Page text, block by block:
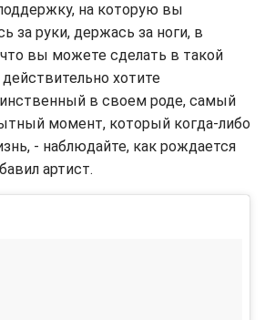
на которую вы
за руки, держась за ноги, в
вы можете сделать в такой
хотите
в своем роде, самый
момент, который когда-либо
- наблюдайте, как рождается
артист.